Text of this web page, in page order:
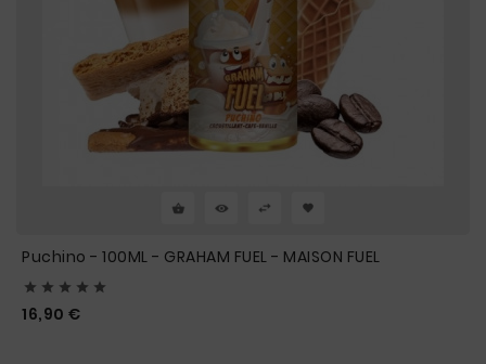
Puchino - 100ML - GRAHAM FUEL - MAISON FUEL
    
16,90 €